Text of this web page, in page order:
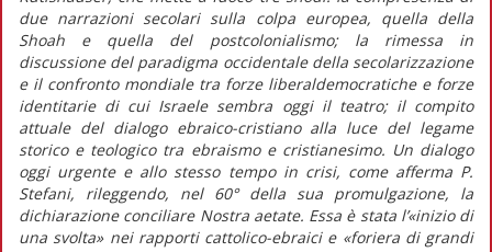
due narrazioni secolari sulla colpa europea, quella della
Shoah e quella del postcolonialismo; la rimessa in
discussione del paradigma occidentale della secolarizzazione
e il confronto mondiale tra forze liberaldemocratiche e forze
identitarie di cui Israele sembra oggi il teatro; il compito
attuale del dialogo ebraico-cristiano alla luce del legame
storico e teologico tra ebraismo e cristianesimo. Un dialogo
oggi urgente e allo stesso tempo in crisi, come afferma P.
Stefani, rileggendo, nel 60° della sua promulgazione, la
dichiarazione conciliare Nostra aetate. Essa è stata l’«inizio di
una svolta» nei rapporti cattolico-ebraici e «foriera di grandi